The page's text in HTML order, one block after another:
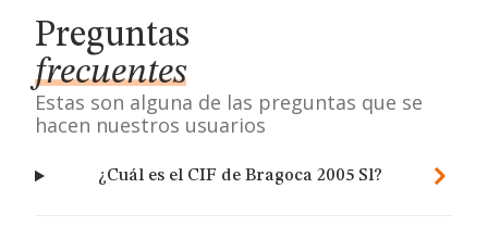
Preguntas
frecuentes
Estas son alguna de las preguntas que se
hacen nuestros usuarios
¿Cuál es el CIF de Bragoca 2005 Sl?